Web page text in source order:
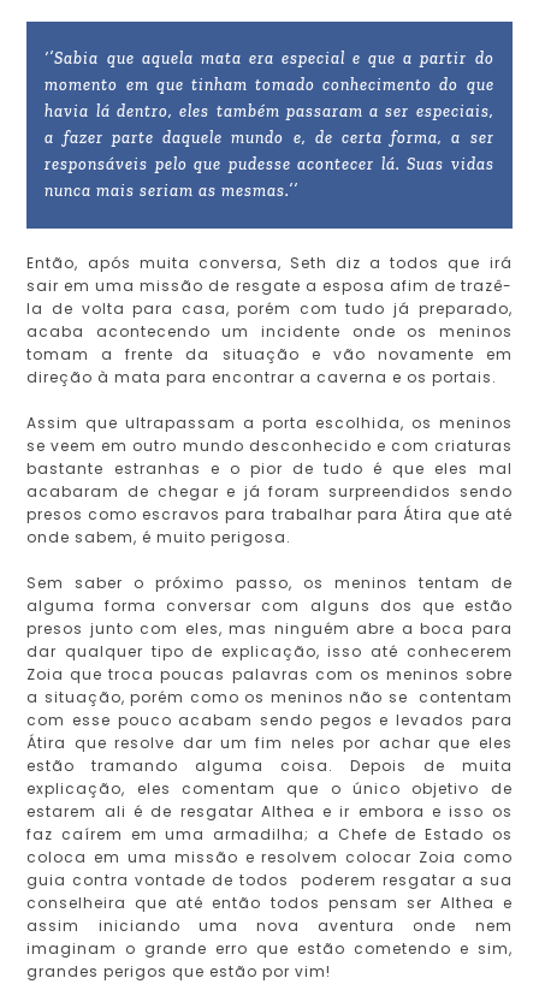
‘’Sabia que aquela mata era especial e que a partir do
momento em que tinham tomado conhecimento do que
havia lá dentro, eles também passaram a ser especiais,
a fazer parte daquele mundo e, de certa forma, a ser
responsáveis pelo que pudesse acontecer lá. Suas vidas
nunca mais seriam as mesmas.’’
Então, após muita conversa, Seth diz a todos que irá
sair em uma missão de resgate a esposa afim de trazê-
la de volta para casa, porém com tudo já preparado,
acaba acontecendo um incidente onde os meninos
tomam a frente da situação e vão novamente em
direção à mata para encontrar a caverna e os portais.
Assim que ultrapassam a porta escolhida, os meninos
se veem em outro mundo desconhecido e com criaturas
bastante estranhas e o pior de tudo é que eles mal
acabaram de chegar e já foram surpreendidos sendo
presos como escravos para trabalhar para Átira que até
onde sabem, é muito perigosa.
Sem saber o próximo passo, os meninos tentam de
alguma forma conversar com alguns dos que estão
presos junto com eles, mas ninguém abre a boca para
dar qualquer tipo de explicação, isso até conhecerem
Zoia que troca poucas palavras com os meninos sobre
a situação, porém como os meninos não se contentam
com esse pouco acabam sendo pegos e levados para
Átira que resolve dar um fim neles por achar que eles
estão tramando alguma coisa. Depois de muita
explicação, eles comentam que o único objetivo de
estarem ali é de resgatar Althea e ir embora e isso os
faz caírem em uma armadilha; a Chefe de Estado os
coloca em uma missão e resolvem colocar Zoia como
guia contra vontade de todos poderem resgatar a sua
conselheira que até então todos pensam ser Althea e
assim iniciando uma nova aventura onde nem
imaginam o grande erro que estão cometendo e sim,
grandes perigos que estão por vim!